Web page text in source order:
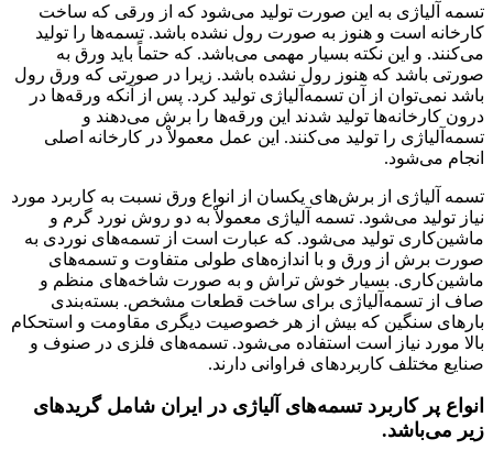
تسمه آلیاژی به این صورت تولید می‌شود که از ورقی که ساخت
کارخانه است و هنوز به صورت رول نشده باشد. تسمه‌ها را تولید
می‌کنند. و این نکته بسیار مهمی می‌باشد. که حتماً باید ورق به
صورتی باشد که هنوز رول نشده باشد. زیرا در صورتی که ورق رول
باشد نمی‌توان از آن تسمه‌آلیاژی تولید کرد. پس از آنکه ورقه‌ها در
درون کارخانه‌ها تولید شدند این ورقه‌ها را برش می‌دهند و
تسمه‌آلیاژی را تولید می‌کنند. این عمل معمولاْ در کارخانه اصلی
انجام می‌شود.
تسمه آلیاژی از برش‌های یکسان از انواع ورق نسبت به کاربرد مورد
نیاز تولید می‌شود. تسمه آلیاژی معمولاْ به دو روش نورد گرم و
ماشین‌کاری تولید می‌شود. که عبارت است از تسمه‌های نوردی به
صورت برش از ورق و با اندازه‌های طولی متفاوت و تسمه‌های
ماشین‌کاری. بسیار خوش تراش و به صورت شاخه‌های منظم و
صاف از تسمه‌آلیاژی برای ساخت قطعات مشخص. بسته‌بندی
بارهای سنگین که بیش از هر خصوصیت دیگری مقاومت و استحکام
بالا مورد نیاز است استفاده می‌شود. تسمه‌های فلزی در صنوف و
صنایع مختلف کاربردهای فراوانی دارند.
انواع پر کاربرد تسمه‌های آلیاژی در ایران شامل گریدهای
زیر می‌باشد.